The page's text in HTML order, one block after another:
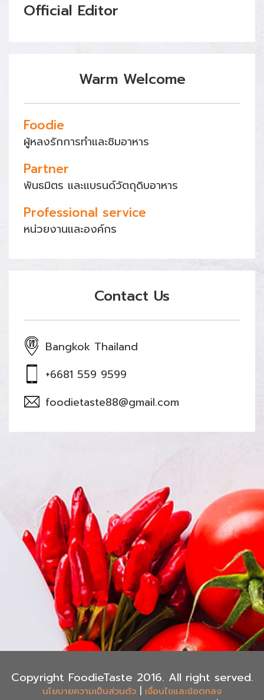
Official Editor
Warm Welcome
Foodie
ผู้หลงรักการทำและชิมอาหาร
Partner
พันธมิตร และแบรนด์วัตถุดิบอาหาร
Professional service
หน่วยงานและองค์กร
Contact Us
Bangkok Thailand
+6681 559 9599
foodietaste88@gmail.com
Copyright FoodieTaste 2016. All right served.
นโยบายความเป็นส่วนตัว | เงื่อนไขและข้อตกลง